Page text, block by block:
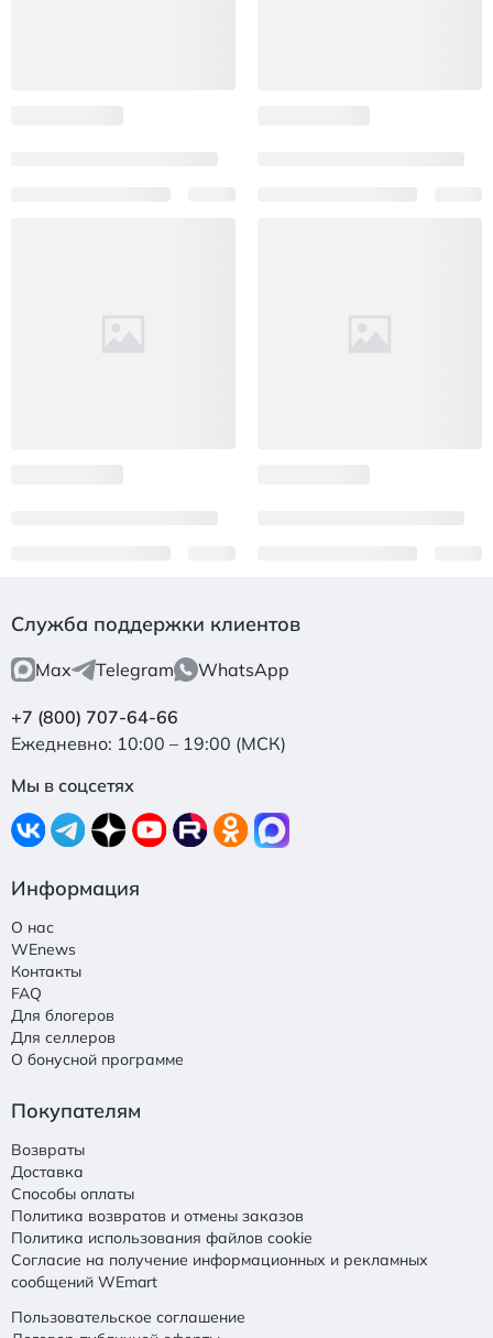
Служба поддержки клиентов
Max Telegram WhatsApp
+7 (800) 707-64-66
Ежедневно: 10:00 – 19:00 (МСК)
Мы в соцсетях
Информация
О нас
WEnews
Контакты
FAQ
Для блогеров
Для селлеров
О бонусной программе
Покупателям
Возвраты
Доставка
Способы оплаты
Политика возвратов и отмены заказов
Политика использования файлов cookie
Согласие на получение информационных и рекламных
сообщений WEmart
Пользовательское соглашение